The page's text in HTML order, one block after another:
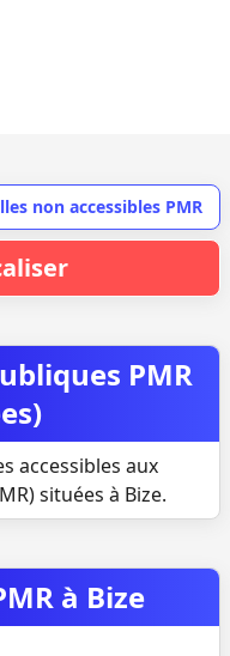
non accessibles PMR
PMR
accessibles aux
situées à Bize.
à Bize